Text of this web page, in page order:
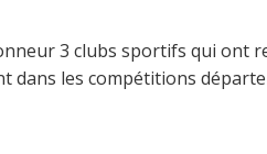
3 clubs sportifs qui
dans les compétitions